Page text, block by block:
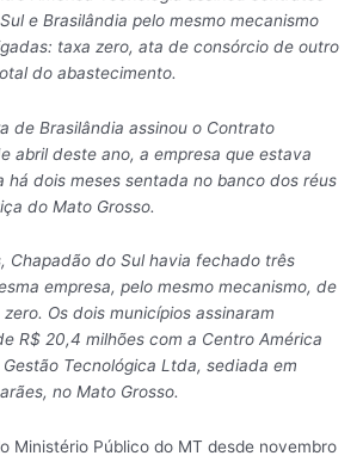
e Brasilândia pelo mesmo mecanismo
taxa zero, ata de consórcio de outro
do abastecimento.
de Brasilândia assinou o Contrato
abril deste ano, a empresa que estava
dois meses sentada no banco dos réus
do Mato Grosso.
Chapadão do Sul havia fechado três
empresa, pelo mesmo mecanismo, de
Os dois municípios assinaram
R$ 20,4 milhões com a Centro América
Tecnológica Ltda, sediada em
no Mato Grosso.
Ministério Público do MT desde novembro